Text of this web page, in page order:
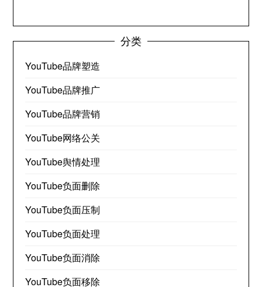
分类
YouTube品牌塑造
YouTube品牌推广
YouTube品牌营销
YouTube网络公关
YouTube舆情处理
YouTube负面删除
YouTube负面压制
YouTube负面处理
YouTube负面消除
YouTube负面移除